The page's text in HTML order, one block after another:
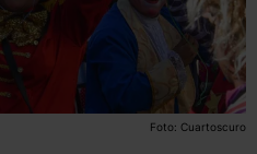
Foto: Cuartoscuro